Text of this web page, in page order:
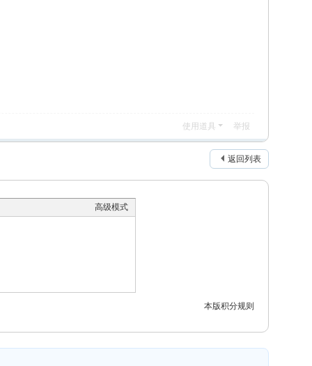
使用道具 举报
返回列表
高级模式
本版积分规则